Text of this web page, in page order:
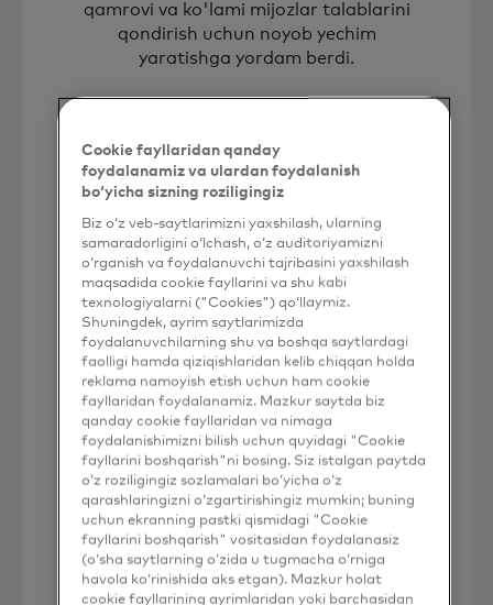
qamrovi va ko'lami mijozlar talablarini
qondirish uchun noyob yechim
yaratishga yordam berdi.
Yangi biznes imkoniyatlari
Dastlabki 6 oy ichida Accelya Group 3 ta
yangi shartnoma imzoladi va to'liq
integratsiyadan oldin ham mavjud
shartnomalarni kengaytirdi.
Mijozlar nazorati
Hamma narsani bitta shartnoma
Cookie fayllaridan qanday
foydalanamiz va ulardan foydalanish
bo‘yicha sizning roziligingiz
Biz o‘z veb-saytlarimizni yaxshilash, ularning
samaradorligini o‘lchash, o‘z auditoriyamizni
o‘rganish va foydalanuvchi tajribasini yaxshilash
maqsadida cookie fayllarini va shu kabi
texnologiyalarni ("Cookies") qo‘llaymiz.
Shuningdek, ayrim saytlarimizda
foydalanuvchilarning shu va boshqa saytlardagi
faolligi hamda qiziqishlaridan kelib chiqqan holda
reklama namoyish etish uchun ham cookie
fayllaridan foydalanamiz. Mazkur saytda biz
qanday cookie fayllaridan va nimaga
foydalanishimizni bilish uchun quyidagi "Cookie
fayllarini boshqarish"ni bosing. Siz istalgan paytda
o‘z roziligingiz sozlamalari bo‘yicha o‘z
qarashlaringizni o‘zgartirishingiz mumkin; buning
uchun ekranning pastki qismidagi "Cookie
fayllarini boshqarish" vositasidan foydalanasiz
(o‘sha saytlarning o‘zida u tugmacha o‘rniga
havola ko‘rinishida aks etgan). Mazkur holat
cookie fayllarining ayrimlaridan yoki barchasidan